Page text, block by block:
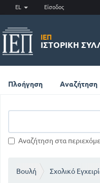
EL Είσοδος
ΙΕΠ
ΙΣΤΟΡΙΚΉ
Πλοήγηση Αναζήτηση
Αναζήτηση στα
Βουλή
Σχολικό